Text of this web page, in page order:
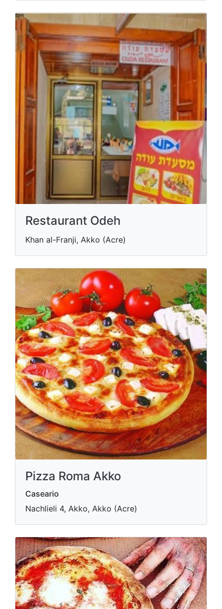
Restaurant Odeh
Khan al-Franji, Akko (Acre)
Pizza Roma Akko
Caseario
Nachlieli 4, Akko, Akko (Acre)